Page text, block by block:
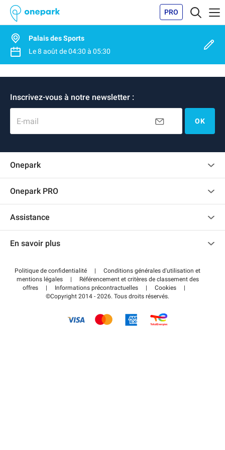
PRO
Palais des Sports
Le8 août de04:30 à 05:30
Inscrivez-vous à notre newsletter :
E-mail OK
Onepark
Recrutement
Onepark PRO
Accéder à mon espace partenaire
Assistance
Centre d'aide
Régler votre stationnement FLOW
En savoir plus
Wiki
Guide du stationnement
Politique de confidentialité |
Conditions générales d'utilisation et
mentions légales
|
Référencement et critères de classement des
offres
| Informations précontractuelles | Cookies
|
©Copyright 2014 - 2026. Tous droits réservés.